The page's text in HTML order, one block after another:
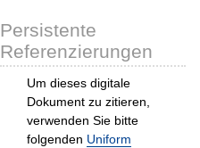
Persistente
Referenzierungen
Um dieses digitale
Dokument zu zitieren,
verwenden Sie bitte
folgenden Uniform